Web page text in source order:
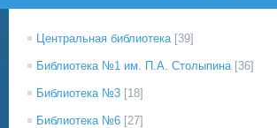
Центральная библиотека [39]
Библиотека №1 им. П.А. Столыпина [36]
Библиотека №3 [18]
Библиотека №6 [27]